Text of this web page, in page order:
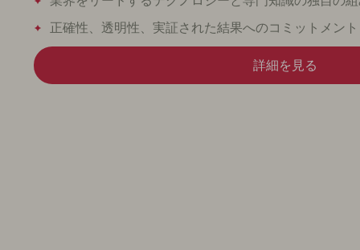
正確性、透明性、実証された結果へのコミットメント
詳細を見る